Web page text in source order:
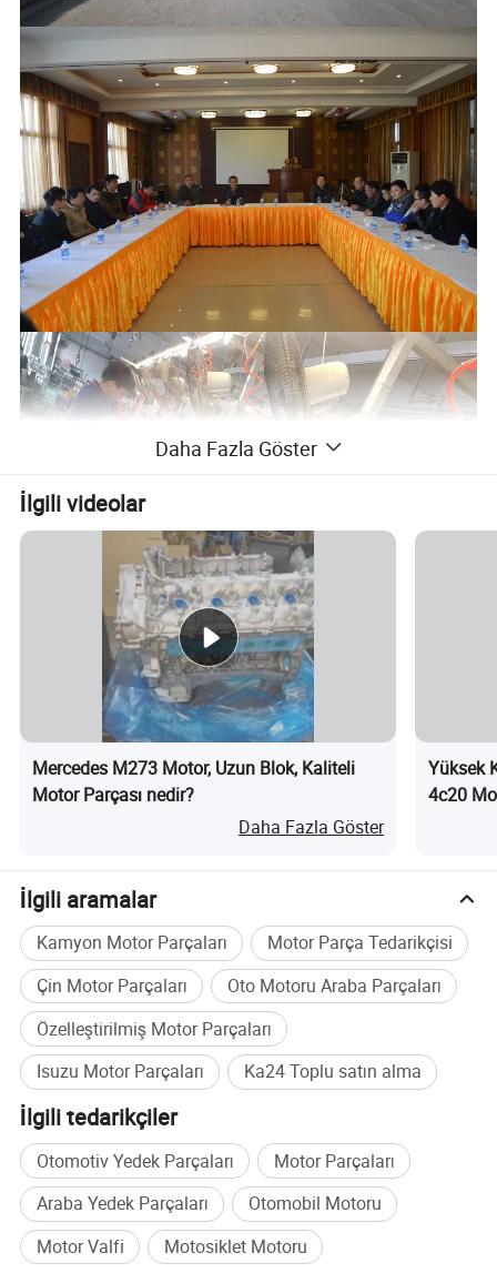
Daha Fazla Göster
İlgili videolar
Mercedes M273 Motor, Uzun Blok, Kaliteli
Motor Parçası nedir?
Daha Fazla Göster
Yüksek
4c20
İlgili aramalar
Kamyon Motor Parçaları
Motor Parça Tedarikçisi
Çin Motor Parçaları
Oto Motoru Araba Parçaları
Özelleştirilmiş Motor Parçaları
Isuzu Motor Parçaları
Ka24 Toplu satın alma
İlgili tedarikçiler
Otomotiv Yedek Parçaları
Motor Parçaları
Araba Yedek Parçaları
Otomobil Motoru
Motor Valfi
Motosiklet Motoru